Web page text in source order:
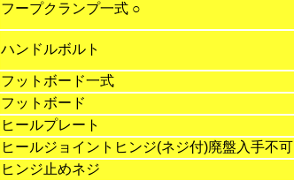
フープクランプ一式 ○
ハンドルボルト
フットボード一式
フットボード
ヒールプレート
ヒールジョイントヒンジ(ネジ付)廃盤入手不可
ヒンジ止めネジ